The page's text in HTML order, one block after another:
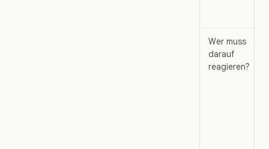
Wer muss
darauf
reagieren?